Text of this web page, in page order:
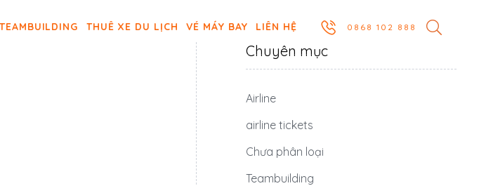
TEAMBUILDING THUÊ XE DU LỊCH VÉ MÁY BAY LIÊN HỆ 0868 102 888
Chuyên mục
Airline
airline tickets
Chưa phân loại
Teambuilding